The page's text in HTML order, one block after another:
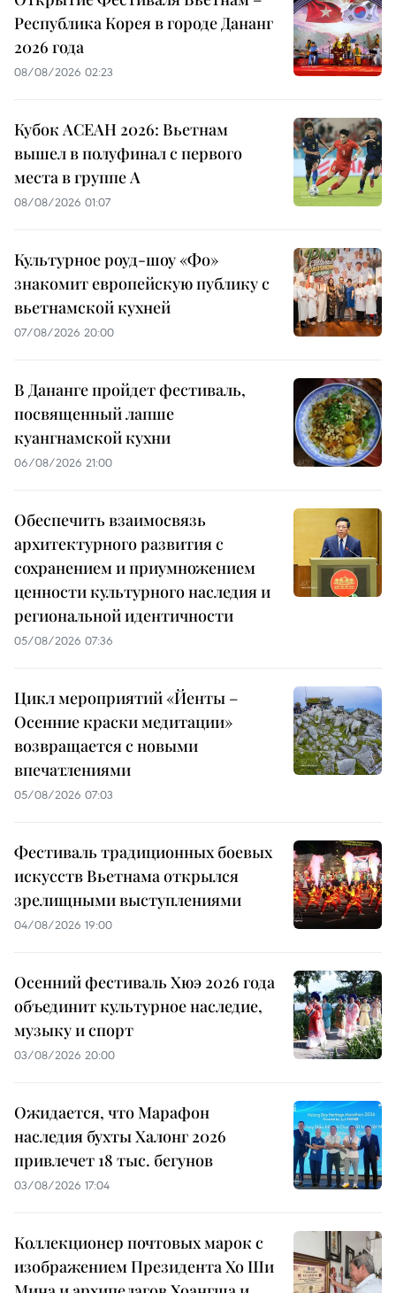
Республика Корея в городе Дананг
2026 года
08/08/2026 02:23
Кубок АСЕАН 2026: Вьетнам
вышел в полуфинал с первого
места в группе A
08/08/2026 01:07
Культурное роуд-шоу «Фо»
знакомит европейскую публику с
вьетнамской кухней
07/08/2026 20:00
В Дананге пройдет фестиваль,
посвященный лапше
куангнамской кухни
06/08/2026 21:00
Обеспечить взаимосвязь
архитектурного развития с
сохранением и приумножением
ценности культурного наследия и
региональной идентичности
05/08/2026 07:36
Цикл мероприятий «Йенты –
Осенние краски медитации»
возвращается с новыми
впечатлениями
05/08/2026 07:03
Фестиваль традиционных боевых
искусств Вьетнама открылся
зрелищными выступлениями
04/08/2026 19:00
Осенний фестиваль Хюэ 2026 года
объединит культурное наследие,
музыку и спорт
03/08/2026 20:00
Ожидается, что Марафон
наследия бухты Халонг 2026
привлечет 18 тыс. бегунов
03/08/2026 17:04
Коллекционер почтовых марок с
изображением Президента Хо Ши